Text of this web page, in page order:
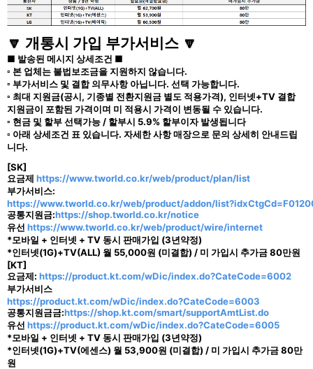
🔽 개통시 가입 부가서비스 🔽
■ 발송된 메시지 상세조건 ■
▫ 본 업체는 불법보조금을 지원하지 않습니다.
▫ 부가서비스 및 결합 의무사항 아닙니다. 선택 가능합니다.
▫ 최대 지원금(공시, 기종별 전환지원금 별도 적용가격), 인터넷+TV 결합
지원금이 포함된 가격이며 미 적용시 가격이 변동될 수 있습니다.
▫ 현금 및 할부 선택가능 / 할부시 5.9% 할부이자 발생됩니다
▫ 아래 상세조건 표 있습니다. 자세한 사항 매장으로 문의 상세히 안내드립
니다.
[SK]
요금제 https://www.tworld.co.kr/web/product/plan/list
부가서비스:
https://www.tworld.co.kr/web/product/addon/
공통지원금:https://shop.tworld.co.kr/notice
유선 https://www.tworld.co.kr/web/product/wire/internet
*모바일 + 인터넷 + TV 동시 판매가입 (3년약정)
*인터넷(1G)+TV(ALL) 월 55,000원 (미결합) / 미 가입시 추가금 80만원
[KT]
요금제: https://product.kt.com/wDic/index.do?CateCode=6002
부가서비스
https://product.kt.com/wDic/index.do?CateCode=6003
공통지원금금:https://shop.kt.com/smart/supportAmtList.do
유선 https://product.kt.com/wDic/index.do?CateCode=6005
*모바일 + 인터넷 + TV 동시 판매가입 (3년약정)
*인터넷(1G)+TV(에센스) 월 53,900원 (미결합) / 미 가입시 추가금 80만
원